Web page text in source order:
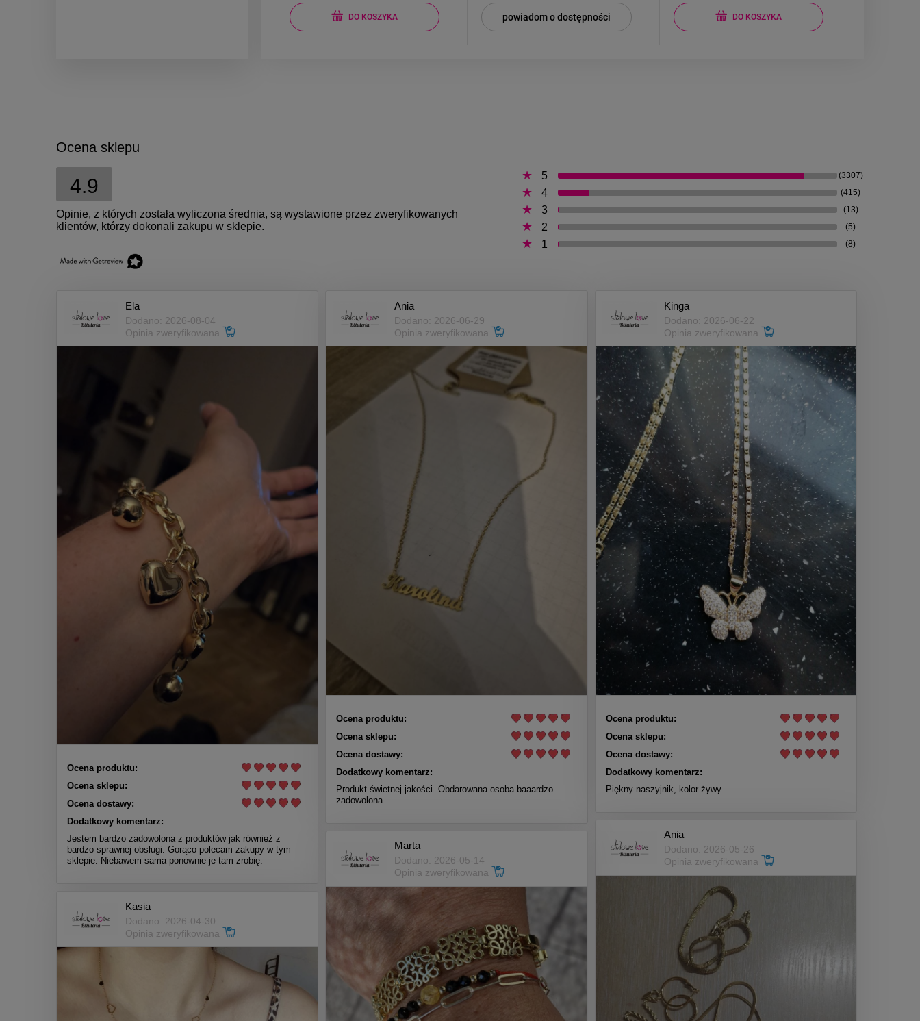
DO KOSZYKA powiadom o dostępności DO KOSZYKA
Ocena sklepu
4.9
Opinie, z których została wyliczona średnia, są wystawione przez zweryfikowanych
klientów, którzy dokonali zakupu w sklepie.
5 (3307)
4 (415)
3 (13)
2 (5)
1 (8)
Ela
Dodano: 2026-08-04
Opinia zweryfikowana
Ocena produktu:
Ocena sklepu:
Ocena dostawy:
Dodatkowy komentarz:
Jestem bardzo zadowolona z produktów jak również z
bardzo sprawnej obsługi. Gorąco polecam zakupy w tym
sklepie. Niebawem sama ponownie je tam zrobię.
Ania
Dodano: 2026-06-29
Opinia zweryfikowana
Ocena produktu:
Ocena sklepu:
Ocena dostawy:
Dodatkowy komentarz:
Produkt świetnej jakości. Obdarowana osoba baaardzo
zadowolona.
Kinga
Dodano: 2026-06-22
Opinia zweryfikowana
Ocena produktu:
Ocena sklepu:
Ocena dostawy:
Dodatkowy komentarz:
Piękny naszyjnik, kolor żywy.
Ania
Dodano: 2026-05-26
Opinia zweryfikowana
Marta
Dodano: 2026-05-14
Opinia zweryfikowana
Kasia
Dodano: 2026-04-30
Opinia zweryfikowana